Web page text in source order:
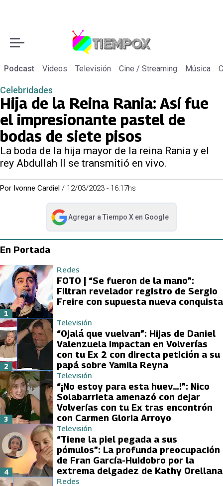
Podcast Videos Televisión Cine / Streaming Música
Celebridades
Hija de la Reina Rania: Así fue
el impresionante pastel de
bodas de siete pisos
La boda de la hija mayor de la reina Rania y el
rey Abdullah II se transmitió en vivo.
Por Ivonne Cardiel / 12/03/2023 - 16:17hs
Agregar a Tiempo Xen Google
abre en nueva pestaña
En Portada
Redes
FOTO | “Se fueron de la mano”:
Filtran revelador registro de Sergio
Freire con supuesta nueva conquista
1
Televisión
“Ojalá que vuelvan”: Hijas de Daniel
Valenzuela impactan en Volverías
con tu Ex 2 con directa petición a su
papá sobre Yamila Reyna
2
Televisión
“¡No estoy para esta huev…!”: Nico
Solabarrieta amenazó con dejar
Volverías con tu Ex tras encontrón
con Carmen Gloria Arroyo
3
Televisión
“Tiene la piel pegada a sus
pómulos”: La profunda preocupación
de Fran García-Huidobro por la
extrema delgadez de Kathy Orellana
4
Redes